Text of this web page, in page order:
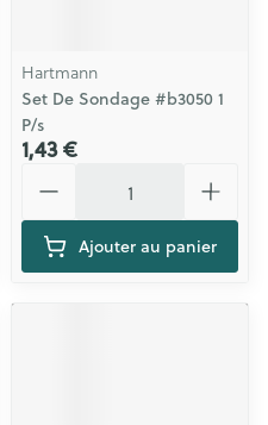
Hartmann
Set De Sondage #b3050 1
P/s
1,43 €
Ajouter au panier